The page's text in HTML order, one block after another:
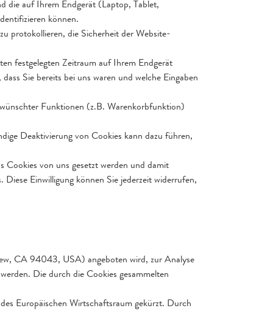
die auf Ihrem Endgerät (Laptop, Tablet,
können.
protokollieren, die Sicherheit der Website-
festgelegten Zeitraum auf Ihrem Endgerät
Sie bereits bei uns waren und welche Eingaben
Funktionen (z.B. Warenkorbfunktion)
Deaktivierung von Cookies kann dazu führen,
Cookies von uns gesetzt werden und damit
Einwilligung können Sie jederzeit widerrufen,
CA 94043, USA) angeboten wird, zur Analyse
Die durch die Cookies gesammelten
Europäischen Wirtschaftsraum gekürzt. Durch